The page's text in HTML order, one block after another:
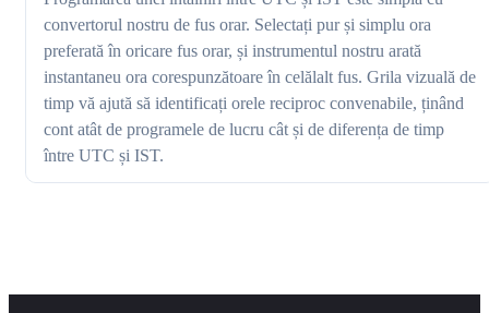
convertorul nostru de fus orar. Selectați pur și simplu ora
preferată în oricare fus orar, și instrumentul nostru arată
instantaneu ora corespunzătoare în celălalt fus. Grila vizuală de
timp vă ajută să identificați orele reciproc convenabile, ținând
cont atât de programele de lucru cât și de diferența de timp
între UTC și IST.